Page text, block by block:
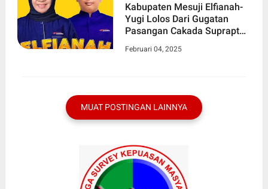
Kabupaten Mesuji Elfianah-
Yugi Lolos Dari Gugatan
Pasangan Cakada Suprapto
Putusan Dismissal MK di
Februari 04, 2025
MUAT POSTINGAN LAINNYA